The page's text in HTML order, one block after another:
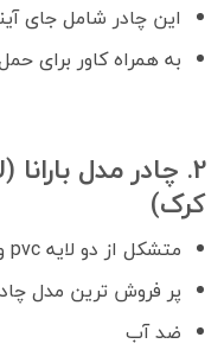
این چادر شامل جای
به همراه کاور برای
کرک)
متشکل از دو لایه pvc و کرک داخلی
پر فروش ترین مدل
ضد آب